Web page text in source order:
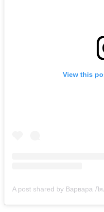
View this
A post shared by Варвара